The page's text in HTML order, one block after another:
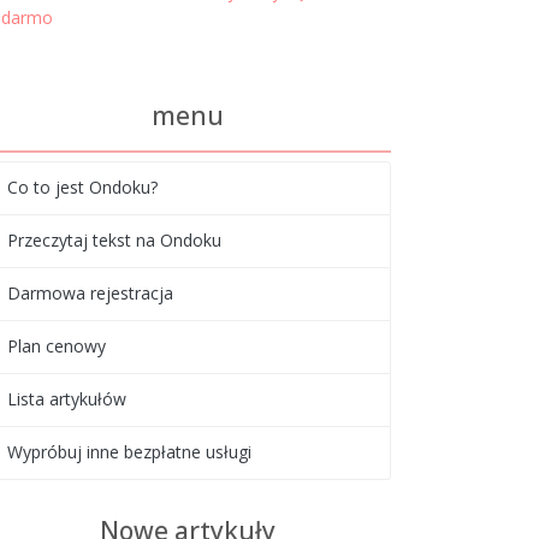
darmo
menu
Co to jest Ondoku?
Przeczytaj tekst na Ondoku
Darmowa rejestracja
Plan cenowy
Lista artykułów
Wypróbuj inne bezpłatne usługi
Nowe artykuły